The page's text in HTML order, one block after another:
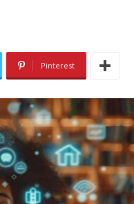
Pinterest